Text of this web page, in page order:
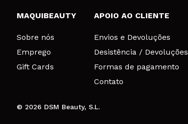
MAQUIBEAUTY
Sobre nós
Emprego
Gift Cards
APOIO AO CLIENTE
Envios e Devoluções
Desistência / Devoluções
Formas de pagamento
Contato
© 2026 DSM Beauty, S.L.